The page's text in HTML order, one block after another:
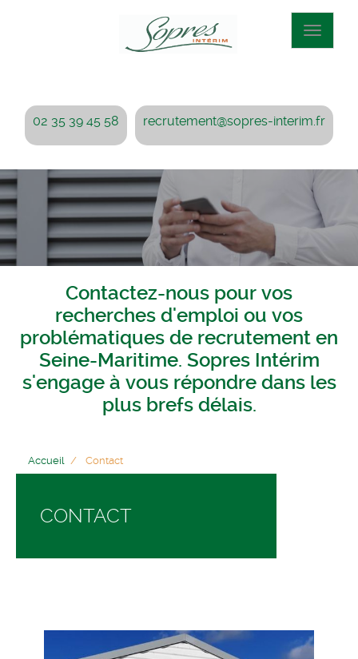
02 35 39 45 58 recrutement@sopres-interim.fr
Toggle
Contactez-nous pour vos
recherches d'emploi ou vos
problématiques de recrutement en
Seine-Maritime. Sopres Intérim
s'engage à vous répondre dans les
plus brefs délais.
Accueil Contact
CONTACT